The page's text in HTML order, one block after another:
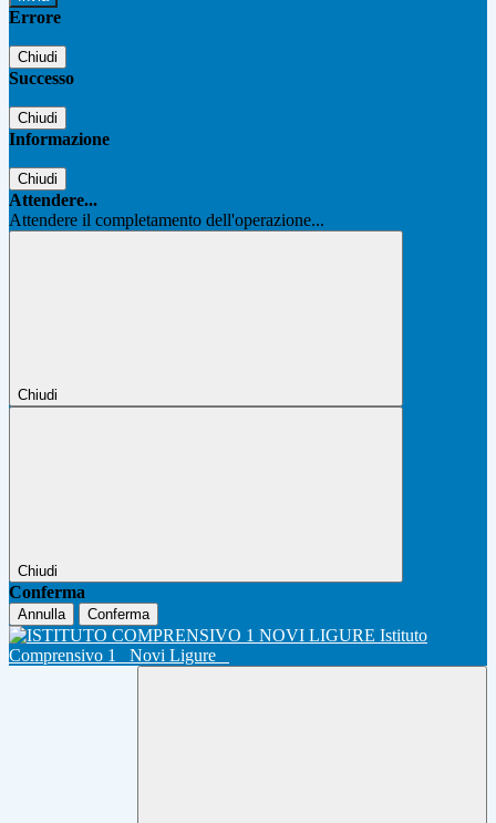
Errore
Chiudi
Successo
Chiudi
Informazione
Chiudi
Attendere...
Attendere il completamento dell'operazione...
Chiudi
Chiudi
Conferma
Annulla Conferma
Istituto
Comprensivo 1
Novi Ligure